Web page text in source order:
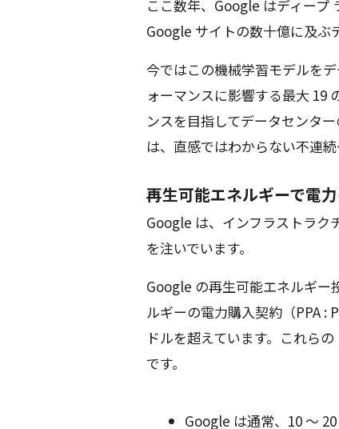
ここ数年、Google はディープ
Google サイトの数十億に及ぶ
今ではこの機械学習モデルを
ォーマンスに影響する最大 19
ンスを目指してデータセンタ
は、直感ではわからない不連
再生可能エネルギーで電
Google は、インフラストラク
を注いでいます。
Google の再生可能エネルギー
ルギーの電力購入契約（PPA
ドルを超えています。これら
です。
Google は通常、10 ～